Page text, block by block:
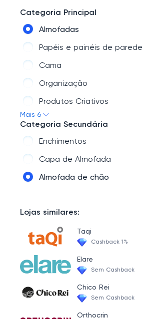
Categoria Principal
Almofadas
Papéis e painéis de parede
Cama
Organização
Produtos Criativos
Decoração de parede
Mais 6
Categoria Secundária
Enchimentos
Capa de Almofada
Almofada de chão
Lojas similares:
Taqi
Cashback 1%
Elare
Sem Cashback
Chico Rei
Sem Cashback
Orthocrin